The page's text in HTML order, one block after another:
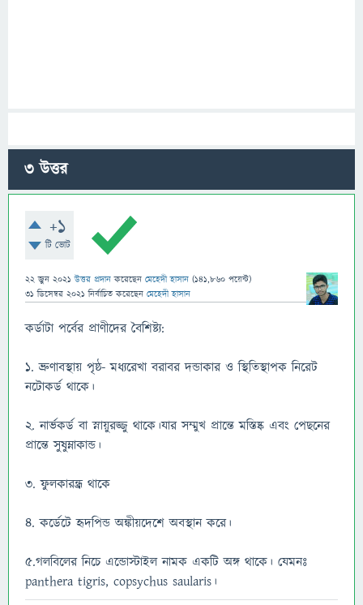
3উত্তর
+1
টি ভোট
22 জুন 2021 উত্তর প্রদান করেছেন মেহেদী হাসান (141,860 পয়েন্ট)
31 ডিসেম্বর 2021 নির্বাচিত করেছেন মেহেদী হাসান
কর্ডাটা পর্বের প্রাণীদের বৈশিষ্ট্য:
১. ভ্রুণাবস্থায় পৃষ্ঠ- মধ্যরেখা বরাবর দন্ডাকার ও স্থিতিস্থাপক নিরেট
নটোকর্ড থাকে।
২. নার্ভকর্ড বা স্নায়ুরজ্জু থাকে।যার সম্মুখ প্রান্তে মস্তিষ্ক এবং পেছনের
প্রান্তে সুষুম্নাকান্ড।
৩. ফুলকারন্ধ্র থাকে
৪. কর্ডেটে হৃদপিন্ড অঙ্কীয়দেশে অবস্থান করে।
৫.গলবিলের নিচে এন্ডোস্টাইল নামক একটি অঙ্গ থাকে। যেমনঃ
panthera tigris, copsychus saularis।